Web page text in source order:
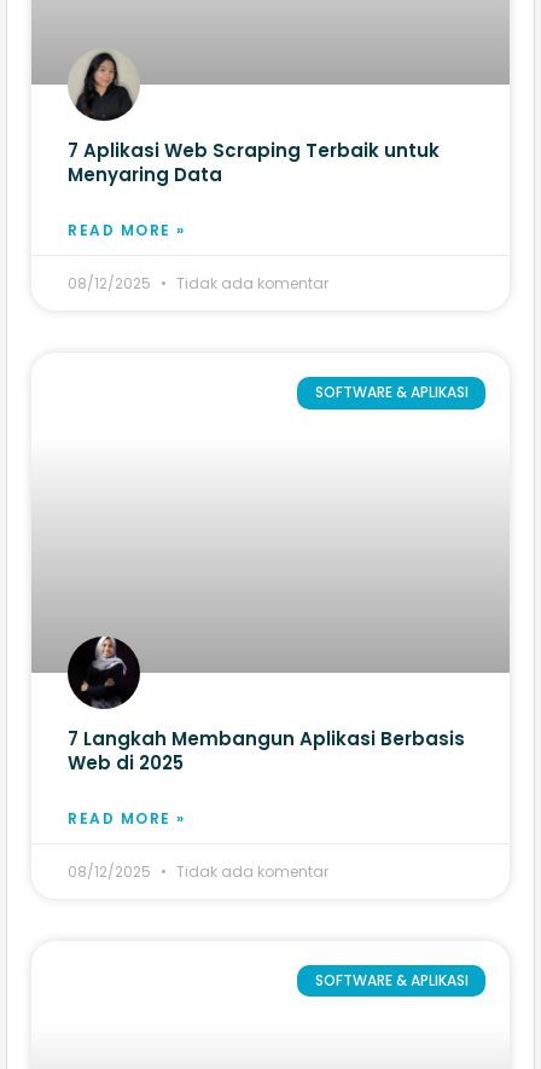
7 Aplikasi Web Scraping​ Terbaik untuk
Menyaring Data
READ MORE »
08/12/2025 Tidak ada komentar
SOFTWARE & APLIKASI
7 Langkah Membangun Aplikasi Berbasis
Web​ di 2025
READ MORE »
08/12/2025 Tidak ada komentar
SOFTWARE & APLIKASI